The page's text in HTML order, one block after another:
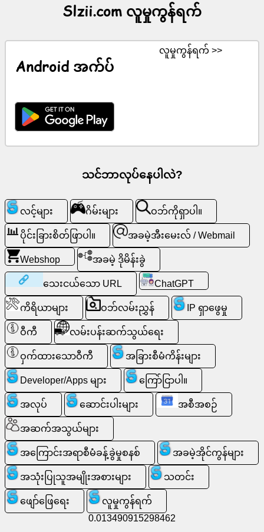
ChatGPT
မ်း
ဝ
ဘ်
ရှာ
ပါ။
အီး
မေး
လ်
/
ပိုင်းခြား
စိတ်ဖြာ
ပါ။
Webshop
Slzii.com လူမှုကွန်ရက်
Android အက်ပ်
လူမှုကွန်ရက် >>
သင်ဘာလုပ်နေပါလဲ?
လင့်များ ဂိမ်းများ ဝဘ်ကိုရှာပါ။
ပိုင်းခြားစိတ်ဖြာပါ။ အခမဲ့အီးမေးလ် / Webmail
Webshop အခမဲ့ ဒိုမိန်းခွဲ
သေးငယ်သော URL ChatGPT
ကိရိယာများ ဝဘ်လမ်းညွှန် IP ရှာဖွေမှု
ဝီကီ လမ်းပန်းဆက်သွယ်ရေး
ဝှက်ထားသောဝီကီ အခြားစီမံကိန်းများ
Developer/Apps များ ကြော်ငြာပါ။
အလုပ် ဆောင်းပါးများ အစီအစဉ်
အဆက်အသွယ်များ
အကြောင်းအရာစီမံခန့်ခွဲမှုစနစ် အခမဲ့အိုင်ကွန်များ
အသုံးပြုသူအမျိုးအစားများ သတင်း
ဖျော်ဖြေရေး
လူမှုကွန်ရက်
0.013490915298462